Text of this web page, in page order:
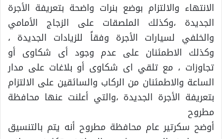
الانتهاء والالتزام بوضع بنرات واضحة بتعريفة الأجرة
الجديدة ،وكذلك الملصقات على الزجاج الأمامي
والخلفي لسيارات الأجرة وفقاً للزيادات الجديدة ،
وكذلك الاطمئنان على عدم وجود أى شكاوى أو
تجاوزات ، مع تلقي اى شكاوى أو بلاغات على مدار
الساعة والاطمئنان من الركاب والسائقين على الالتزام
بتعريفة الأجرة الجديدة ،والتي أعلنت عنها محافظة
مطروح
أوضح سكرتير عام محافظة مطروح أنه يتم بالتنسيق